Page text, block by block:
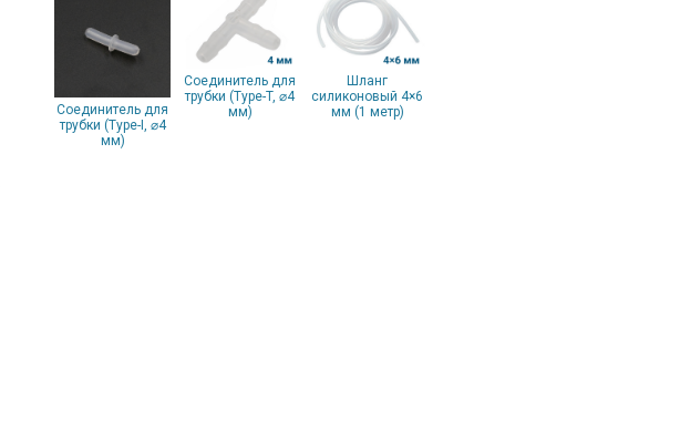
Соединитель для
трубки (Type-I, ⌀4
мм)
Соединитель для
трубки (Type-T, ⌀4
мм)
Шланг
cиликоновый 4×6
мм (1 метр)